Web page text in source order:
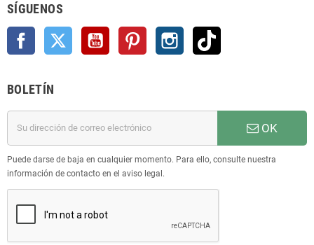
SÍGUENOS
Facebook Twitter YouTube Pinterest Instagram
BOLETÍN
OK
Puede darse de baja en cualquier momento. Para ello, consulte nuestra
información de contacto en el aviso legal.